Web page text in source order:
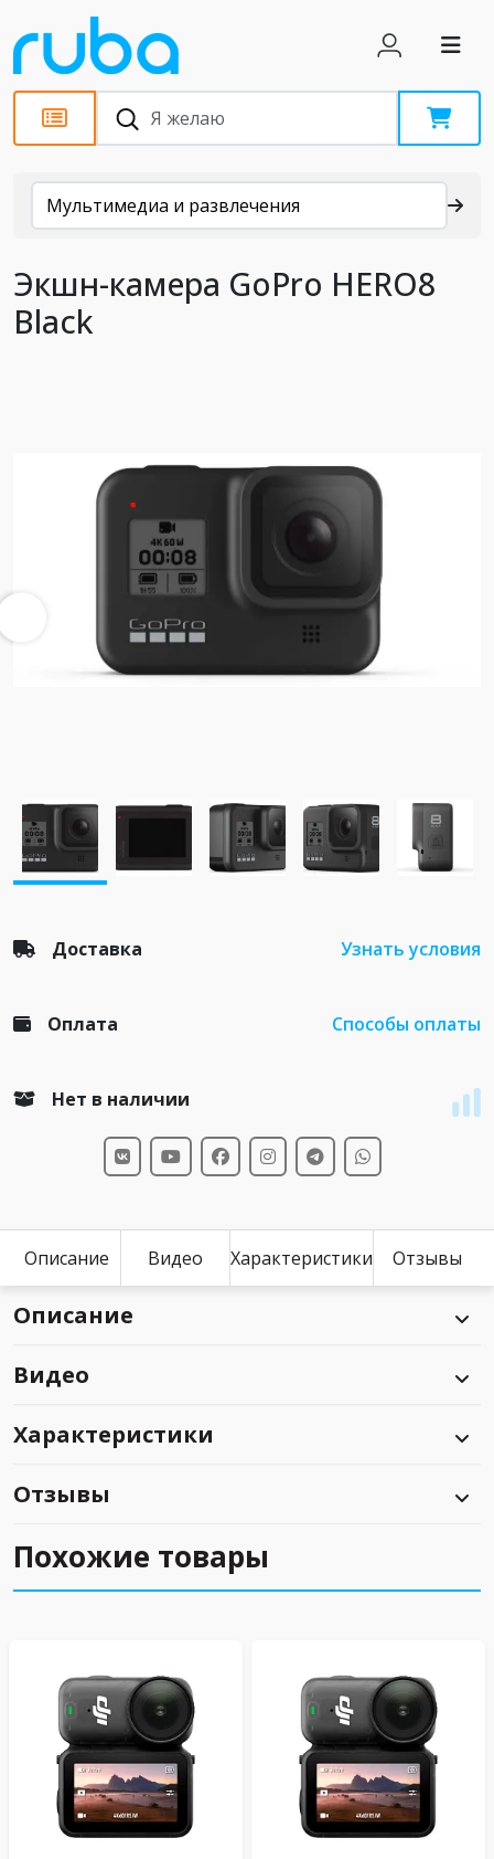
Каталог
Мультимедиа и развлечения
Экшн-камера GoPro HERO8
Black
Доставка Узнать условия
Оплата Способы оплаты
Нет в наличии
Описание Видео Характеристики Отзывы
Описание
Видео
Характеристики
Отзывы
Похожие товары